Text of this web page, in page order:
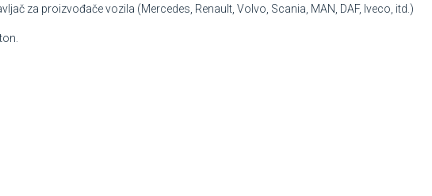
za proizvođače vozila (Mercedes, Renault, Volvo, Scania, MAN, DAF, Iveco, itd.)